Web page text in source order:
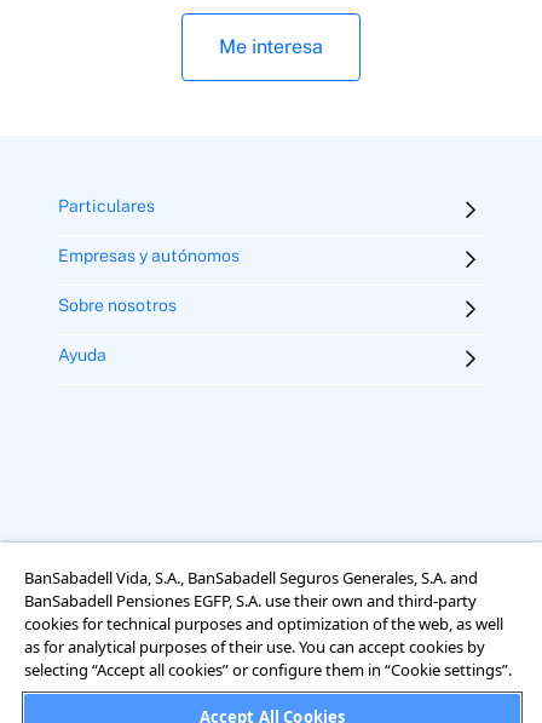
Me interesa
Particulares
Empresas y autónomos
Sobre nosotros
Ayuda
Aviso legal Términos y condiciones
Uso de cookies
Accesibilidad
Información sobre el tratamiento de datos personales
BanSabadell Vida, S.A., BanSabadell Seguros Generales, S.A. and
BanSabadell Pensiones EGFP, S.A. use their own and third-party
cookies for technical purposes and optimization of the web, as well
as for analytical purposes of their use. You can accept cookies by
selecting “Accept all cookies” or configure them in “Cookie settings”.
Accept All Cookies